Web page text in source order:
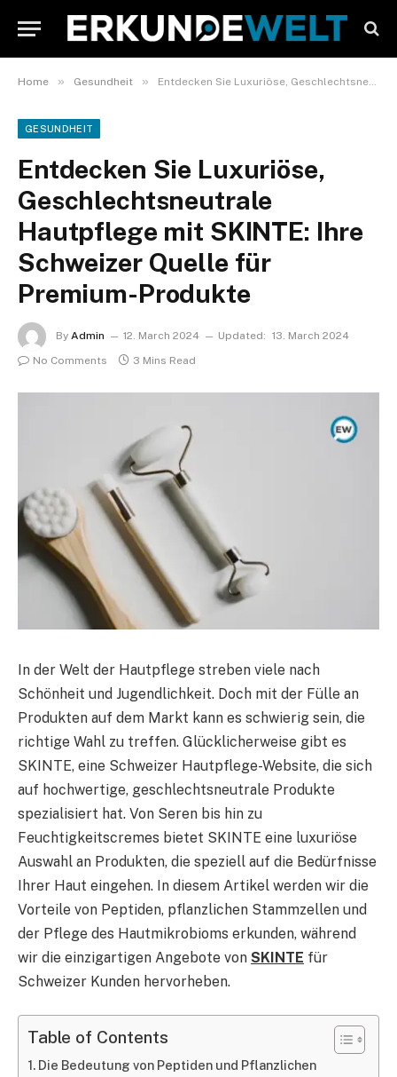
Home » Gesundheit » Entdecken Sie Luxuriöse, Geschlechtsneutrale Hautpflege mit SKINTE: Ihre Schweizer Quelle für Premium-Produkte
GESUNDHEIT
Entdecken Sie Luxuriöse,
Geschlechtsneutrale
Hautpflege mit SKINTE: Ihre
Schweizer Quelle für
Premium-Produkte
By Admin 12. March 2024 Updated: 13. March 2024
No Comments
3 Mins Read
In der Welt der Hautpflege streben viele nach
Schönheit und Jugendlichkeit. Doch mit der Fülle an
Produkten auf dem Markt kann es schwierig sein, die
richtige Wahl zu treffen. Glücklicherweise gibt es
SKINTE, eine Schweizer Hautpflege-Website, die sich
auf hochwertige, geschlechtsneutrale Produkte
spezialisiert hat. Von Seren bis hin zu
Feuchtigkeitscremes bietet SKINTE eine luxuriöse
Auswahl an Produkten, die speziell auf die Bedürfnisse
Ihrer Haut eingehen. In diesem Artikel werden wir die
Vorteile von Peptiden, pflanzlichen Stammzellen und
der Pflege des Hautmikrobioms erkunden, während
wir die einzigartigen Angebote von SKINTE für
Schweizer Kunden hervorheben.
Table of Contents
Die Bedeutung von Peptiden und Pflanzlichen